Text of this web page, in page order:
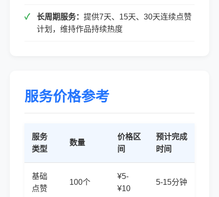
长周期服务： 提供7天、15天、30天连续点赞
计划，维持作品持续热度
服务价格参考
服务
类型
数量
价格区
间
预计完成
时间
基础
点赞
100个
¥5-
¥10
5-15分钟